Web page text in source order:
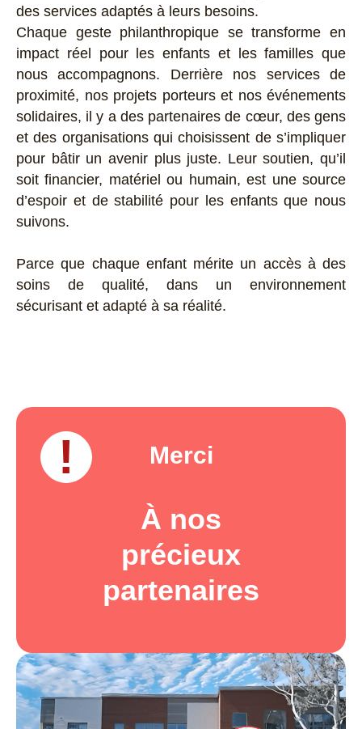
des services adaptés à leurs besoins.
Chaque geste philanthropique se transforme en
impact réel pour les enfants et les familles que
nous accompagnons. Derrière nos services de
proximité, nos projets porteurs et nos événements
solidaires, il y a des partenaires de cœur, des gens
et des organisations qui choisissent de s’impliquer
pour bâtir un avenir plus juste. Leur soutien, qu’il
soit financier, matériel ou humain, est une source
d’espoir et de stabilité pour les enfants que nous
suivons.
Parce que chaque enfant mérite un accès à des
soins de qualité, dans un environnement
sécurisant et adapté à sa réalité.
! Merci
À nos
précieux
partenaires